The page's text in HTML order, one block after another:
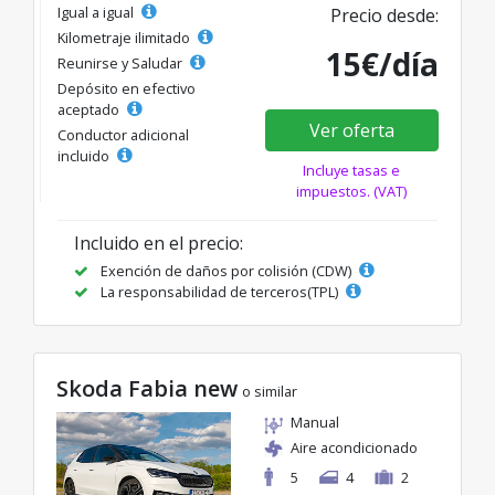
Igual a igual
Kilometraje ilimitado
Reunirse y Saludar
Depósito en efectivo
aceptado
Conductor adicional
incluido
Precio desde:
15€/día
Ver oferta
Incluye tasas e
impuestos. (VAT)
Incluido en el precio:
Exención de daños por colisión (CDW)
La responsabilidad de terceros(TPL)
Skoda Fabia new o similar
Manual
Aire acondicionado
5
4 2